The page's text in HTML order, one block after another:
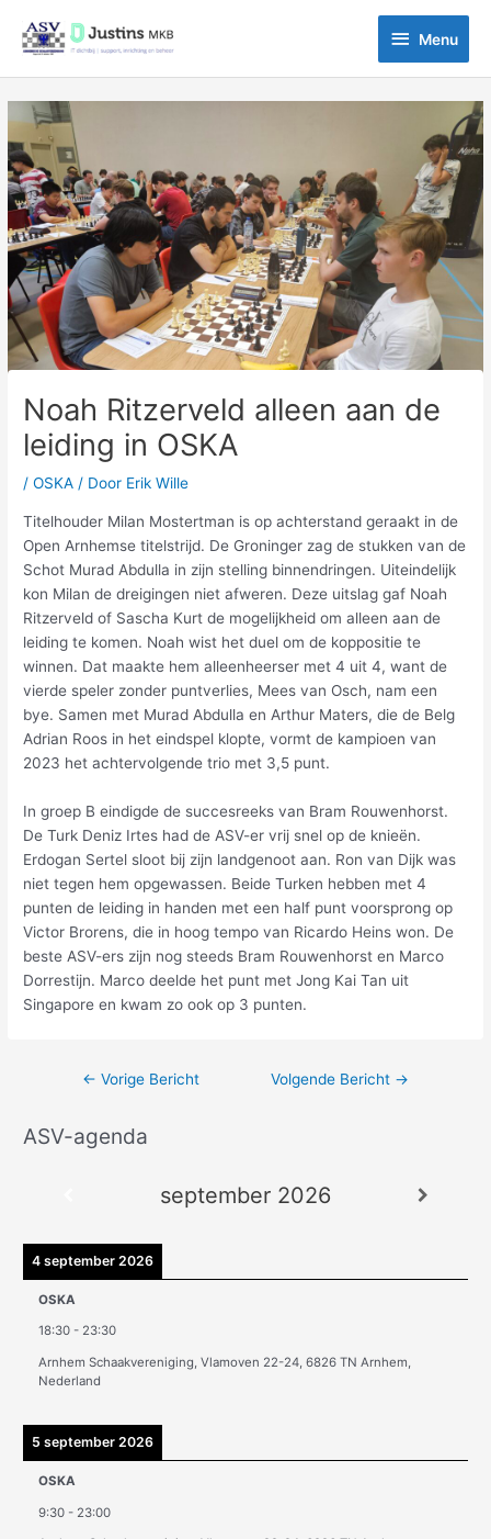
naar
inhoud
Menu
Menu
Noah Ritzerveld alleen aan de
leiding in OSKA
/OSKA / Door Erik Wille
Titelhouder Milan Mostertman is op achterstand geraakt in de
Open Arnhemse titelstrijd. De Groninger zag de stukken van de
Schot Murad Abdulla in zijn stelling binnendringen. Uiteindelijk
kon Milan de dreigingen niet afweren. Deze uitslag gaf Noah
Ritzerveld of Sascha Kurt de mogelijkheid om alleen aan de
leiding te komen. Noah wist het duel om de koppositie te
winnen. Dat maakte hem alleenheerser met 4 uit 4, want de
vierde speler zonder puntverlies, Mees van Osch, nam een
bye. Samen met Murad Abdulla en Arthur Maters, die de Belg
Adrian Roos in het eindspel klopte, vormt de kampioen van
2023 het achtervolgende trio met 3,5 punt.
In groep B eindigde de succesreeks van Bram Rouwenhorst.
De Turk Deniz Irtes had de ASV-er vrij snel op de knieën.
Erdogan Sertel sloot bij zijn landgenoot aan. Ron van Dijk was
niet tegen hem opgewassen. Beide Turken hebben met 4
punten de leiding in handen met een half punt voorsprong op
Victor Brorens, die in hoog tempo van Ricardo Heins won. De
beste ASV-ers zijn nog steeds Bram Rouwenhorst en Marco
Dorrestijn. Marco deelde het punt met Jong Kai Tan uit
Singapore en kwam zo ook op 3 punten.
Bericht
navigatie
← Vorige Bericht Volgende Bericht →
ASV-agenda
september 2026
4 september 2026
OSKA
18:30 - 23:30
Arnhem Schaakvereniging, Vlamoven 22-24, 6826 TN Arnhem,
Nederland
5 september 2026
OSKA
9:30 - 23:00
A
e